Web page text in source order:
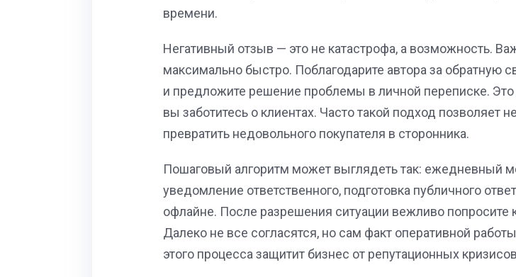
времени.
Негативный отзыв — это не катастрофа, а возможность.
максимально быстро. Поблагодарите автора за обратную
и предложите решение проблемы в личной переписке.
вы заботитесь о клиентах. Часто такой подход позволяет
превратить недовольного покупателя в сторонника.
Пошаговый алгоритм может выглядеть так: ежедневный
уведомление ответственного, подготовка публичного
офлайне. После разрешения ситуации вежливо попросите
Далеко не все согласятся, но сам факт оперативной
этого процесса защитит бизнес от репутационных